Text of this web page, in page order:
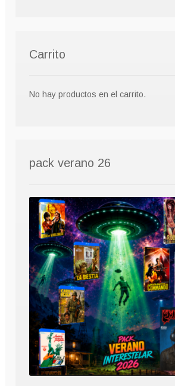
Carrito
No hay productos en el carrito.
pack verano 26